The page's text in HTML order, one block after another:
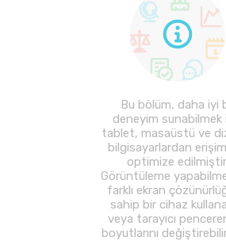
Bu bölüm, daha iyi
deneyim sunabilmek
tablet, masaüstü ve
bilgisayarlardan
optimize
Görüntüleme
farklı ekran
sahip bir cihaz
veya tarayıcı
boyutlarını